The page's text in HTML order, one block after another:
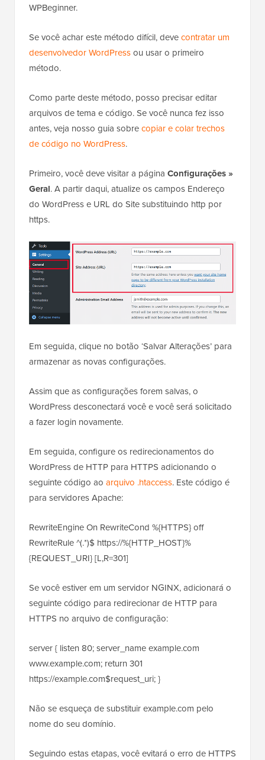
WPBeginner.
Se você achar este método difícil, devecontratar um
desenvolvedor WordPressou usar o primeiro
método.
Como parte deste método, posso precisar editar
arquivos de tema e código. Se você nunca fez isso
antes, veja nosso guia sobrecopiar e colar trechos
de código no WordPress.
Primeiro, você deve visitar a página Configurações »
Geral. A partir daqui, atualize os campos Endereço
do WordPress e URL do Site substituindo http por
https.
Em seguida, clique no botão ‘Salvar Alterações’ para
armazenar as novas configurações.
Assim que as configurações forem salvas, o
WordPress desconectará você e você será solicitado
a fazer login novamente.
Em seguida, configure os redirecionamentos do
WordPress de HTTP para HTTPS adicionando o
seguinte código ao arquivo .htaccess. Este código é
para servidores Apache:
RewriteEngine On RewriteCond %{HTTPS} off
RewriteRule ^(.*)$ https://%{HTTP_HOST}%
{REQUEST_URI} [L,R=301]
Se você estiver em um servidor NGINX, adicionará o
seguinte código para redirecionar de HTTP para
HTTPS no arquivo de configuração:
server { listen 80; server_name example.com
www.example.com; return 301
https://example.com$request_uri; }
Não se esqueça de substituir example.com pelo
nome do seu domínio.
Seguindo estas etapas, você evitará o erro de HTTPS